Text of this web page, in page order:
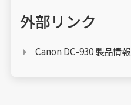
外部リンク
Canon DC-930 製品情報